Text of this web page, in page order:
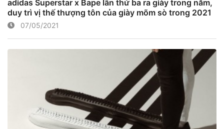
adidas Superstar x Bape lần thứ ba ra giày trong năm,
duy trì vị thế thượng tôn của giày mõm sò trong 2021
07/05/2021